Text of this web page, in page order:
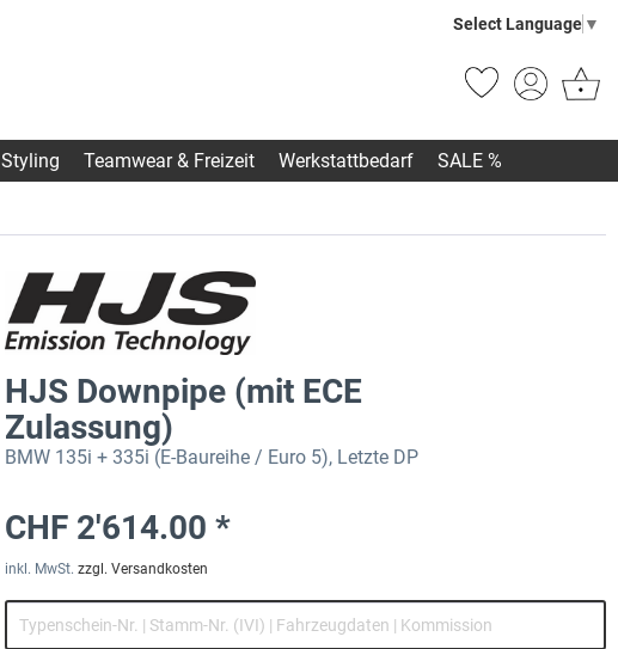
Select Language ▼
Styling Teamwear & Freizeit Werkstattbedarf SALE %
HJS Downpipe (mit ECE
Zulassung)
BMW 135i + 335i (E-Baureihe / Euro 5), Letzte DP
CHF 2'614.00 *
inkl. MwSt. zzgl. Versandkosten